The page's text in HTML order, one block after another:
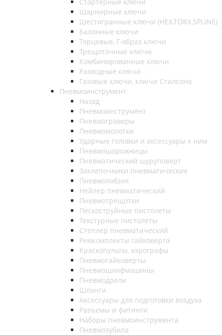
Шарнирные ключи
Шестигранные ключи (HEX,TORX,SPLINE)
Балонные ключи
Торцевые, Г-образ ключи
Трещоточные ключи
Комбинированные ключи
Разводные ключи
Газовые ключи, ключи Стилсона
Пневмоинструмент
Назад
Пневмоинструмент
Пневмограверы
Пневмомолотки
Ударные головки и аксессуары к ним
Пневмошарожницы
Пневматический шуруповерт
Заклепочники пневматические
Пневмолобзик
Нейлер пневматический
Пневмотрещотки
Пескоструйные пистолеты
Текстурные пистолеты
Степлер пневматический
Ремкомплекты гайковерта
Краскопульты, аэрографы
Пневмогайковерты
Пневмошлифмашины
Пневмодрели
Шланги
Аксессуары для подготовки воздуха
Разъемы и фитинги
Наборы пневмоинструмента
Пневмозубила